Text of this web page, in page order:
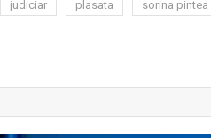
judiciar plasata sorina pintea